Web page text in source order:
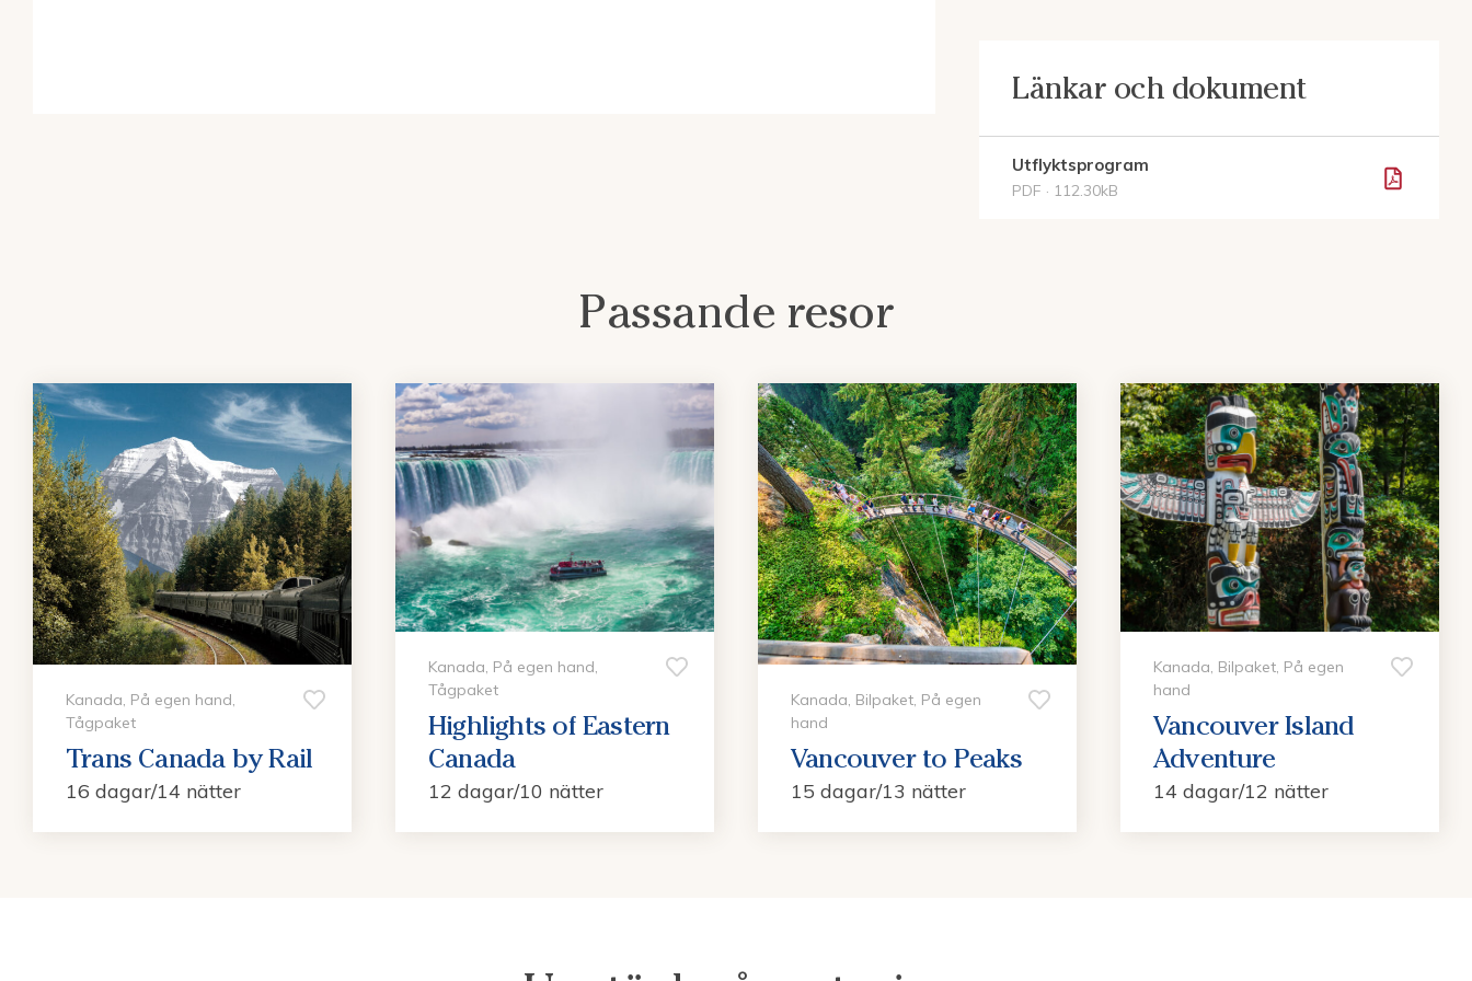
Länkar och dokument
Utflyktsprogram
PDF · 112.30kB
Passande resor
Kanada, På egen hand,
Tågpaket
Trans Canada by Rail
16 dagar/14 nätter
Kanada, På egen hand,
Tågpaket
Highlights of Eastern
Canada
12 dagar/10 nätter
Kanada, Bilpaket, På egen
hand
Vancouver to Peaks
15 dagar/13 nätter
Kanada, Bilpaket, På egen
hand
Vancouver Island
Adventure
14 dagar/12 nätter